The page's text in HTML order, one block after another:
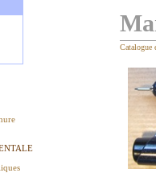
Catalogue